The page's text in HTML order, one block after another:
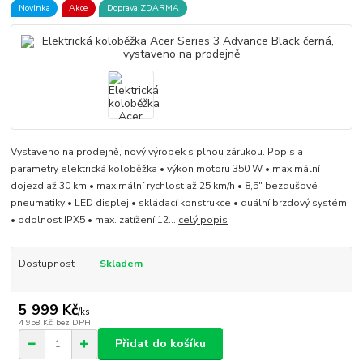
Novinka Akce Doprava ZDARMA
Vystaveno na prodejně, nový výrobek s plnou zárukou. Popis a
parametry elektrická koloběžka • výkon motoru 350 W • maximální
dojezd až 30 km • maximální rychlost až 25 km/h • 8,5" bezdušové
pneumatiky • LED displej • skládací konstrukce • duální brzdový systém
• odolnost IPX5 • max. zatížení 12... celý popis
Dostupnost Skladem
5 999 Kč/ks
4 958 Kč bez DPH
Přidat do košíku